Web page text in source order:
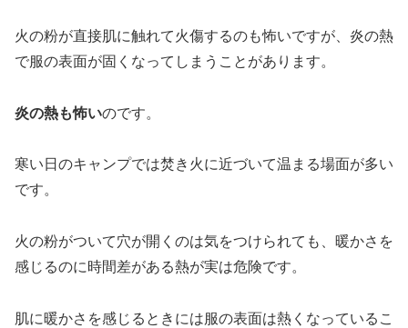
火の粉が直接肌に触れて火傷するのも怖いですが、炎の熱
で服の表面が固くなってしまうことがあります。
炎の熱も怖いのです。
寒い日のキャンプでは焚き火に近づいて温まる場面が多い
です。
火の粉がついて穴が開くのは気をつけられても、暖かさを
感じるのに時間差がある熱が実は危険です。
肌に暖かさを感じるときには服の表面は熱くなっているこ